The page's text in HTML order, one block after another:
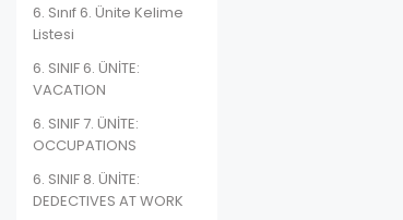
6. Sınıf 6. Ünite Kelime
Listesi
6. SINIF 6. ÜNİTE:
VACATION
6. SINIF 7. ÜNİTE:
OCCUPATIONS
6. SINIF 8. ÜNİTE:
DEDECTIVES AT WORK